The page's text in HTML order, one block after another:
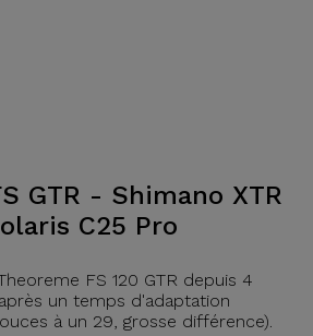
GTR - Shimano XTR
C25 Pro
FS 120 GTR depuis 4
un temps d'adaptation
à un 29, grosse différence).